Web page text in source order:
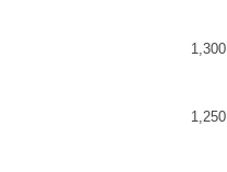
1,250
1,300